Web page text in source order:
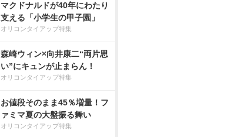
マクドナルドが40年にわたり
支える「小学生の甲子園」
オリコンタイアップ特集
森崎ウィン×向井康二“両片思
い”にキュンが止まらん！
オリコンタイアップ特集
お値段そのまま45％増量！フ
ァミマ夏の大盤振る舞い
オリコンタイアップ特集